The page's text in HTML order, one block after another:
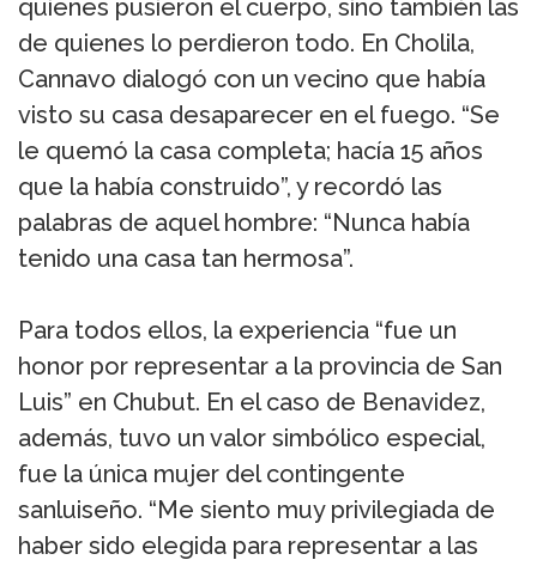
quienes pusieron el cuerpo, sino también las
de quienes lo perdieron todo. En Cholila,
Cannavo dialogó con un vecino que había
visto su casa desaparecer en el fuego. “Se
le quemó la casa completa; hacía 15 años
que la había construido”, y recordó las
palabras de aquel hombre: “Nunca había
tenido una casa tan hermosa”.
Para todos ellos, la experiencia “fue un
honor por representar a la provincia de San
Luis” en Chubut. En el caso de Benavidez,
además, tuvo un valor simbólico especial,
fue la única mujer del contingente
sanluiseño. “Me siento muy privilegiada de
haber sido elegida para representar a las